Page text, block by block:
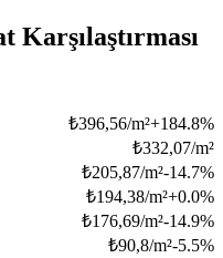
₺396,56/m²+184.8%
₺332,07/m²
₺205,87/m²-14.7%
₺194,38/m²+0.0%
₺176,69/m²-14.9%
₺90,8/m²-5.5%